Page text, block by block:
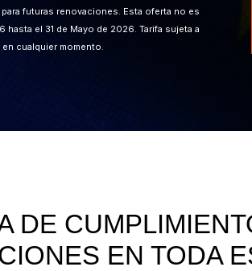
futuras renovaciones. Esta oferta no es
el 31 de Mayo de 2026. Tarifa sujeta a
cualquier momento.
DE
EN TODA